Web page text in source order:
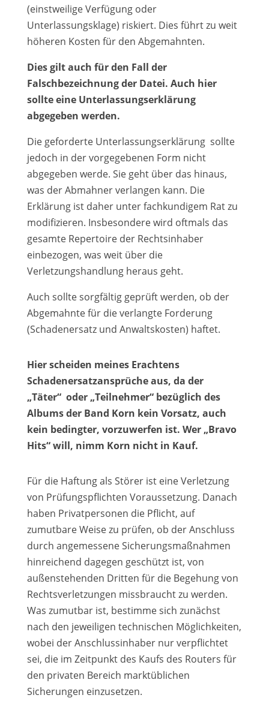
(einstweilige Verfügung oder
Unterlassungsklage) riskiert. Dies führt zu weit
höheren Kosten für den Abgemahnten.
Dies gilt auch für den Fall der
Falschbezeichnung der Datei. Auch hier
sollte eine Unterlassungserklärung
abgegeben werden.
Die geforderte Unterlassungserklärung sollte
jedoch in der vorgegebenen Form nicht
abgegeben werde. Sie geht über das hinaus,
was der Abmahner verlangen kann. Die
Erklärung ist daher unter fachkundigem Rat zu
modifizieren. Insbesondere wird oftmals das
gesamte Repertoire der Rechtsinhaber
einbezogen, was weit über die
Verletzungshandlung heraus geht.
Auch sollte sorgfältig geprüft werden, ob der
Abgemahnte für die verlangte Forderung
(Schadenersatz und Anwaltskosten) haftet.
Hier scheiden meines Erachtens
Schadenersatzansprüche aus, da der
„Täter“ oder „Teilnehmer“ bezüglich des
Albums der Band Korn kein Vorsatz, auch
kein bedingter, vorzuwerfen ist. Wer „Bravo
Hits“ will, nimm Korn nicht in Kauf.
Für die Haftung als Störer ist eine Verletzung
von Prüfungspflichten Voraussetzung. Danach
haben Privatpersonen die Pflicht, auf
zumutbare Weise zu prüfen, ob der Anschluss
durch angemessene Sicherungsmaßnahmen
hinreichend dagegen geschützt ist, von
außenstehenden Dritten für die Begehung von
Rechtsverletzungen missbraucht zu werden.
Was zumutbar ist, bestimme sich zunächst
nach den jeweiligen technischen Möglichkeiten,
wobei der Anschlussinhaber nur verpflichtet
sei, die im Zeitpunkt des Kaufs des Routers für
den privaten Bereich marktüblichen
Sicherungen einzusetzen.